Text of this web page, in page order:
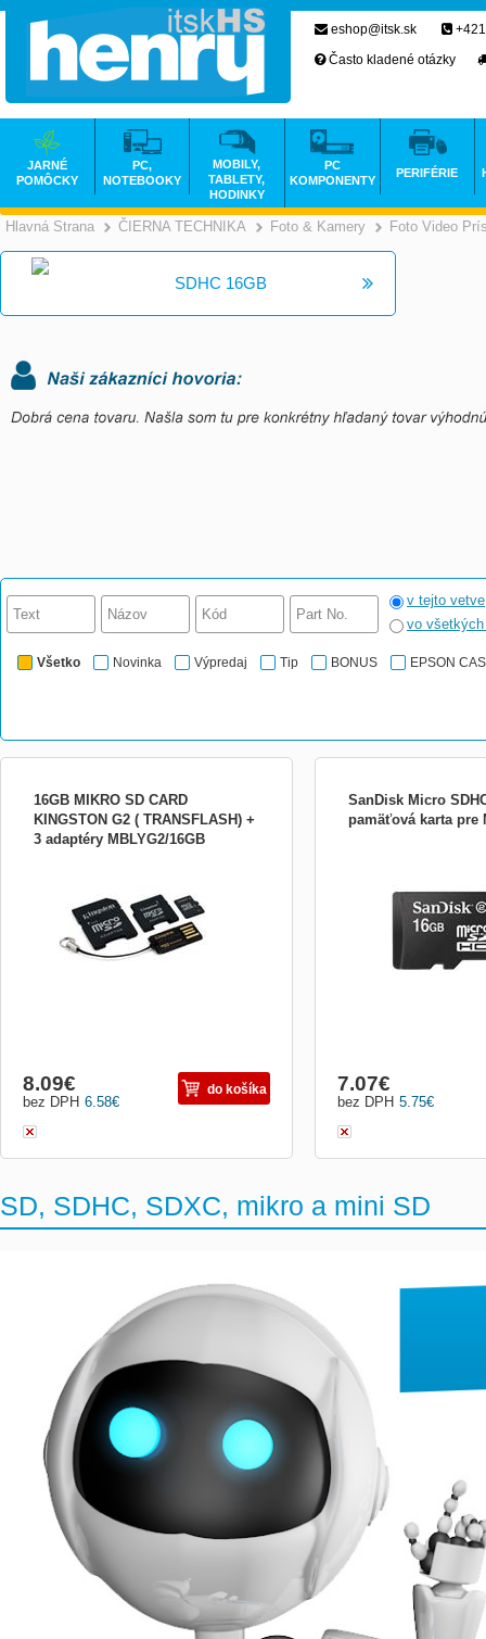
Hlavná Strana >
ČIERNA TECHNIKA >
Foto & Kamery Foto Video
SDHC 16GB
v tejto vetve
vo
Všetko Novinka Výpredaj Tip BONUS EPSON
16GB MIKRO SD CARD
KINGSTON G2 ( TRANSFLASH) +
3 adaptéry MBLYG2/16GB
6.58€
bez DPH
8.09€ do košíka
SanDisk Micro
pamäťová karta pre
5.75€
bez DPH
7.07€
SD, SDHC, SDXC, mikro a mini SD
eshop@itsk.sk
Často kladené otázky
JARNÉ
POMÔCKY
PC,
NOTEBOOKY
MOBILY,
TABLETY,
HODINKY
PC
KOMPONENTY
PERIFÉRIE